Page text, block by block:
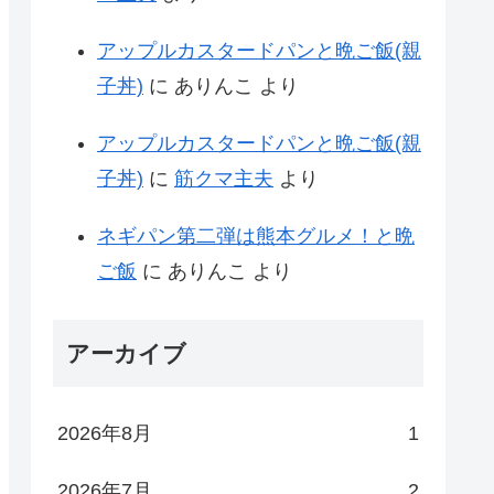
アップルカスタードパンと晩ご飯(親
子丼) に ありんこ より
アップルカスタードパンと晩ご飯(親
子丼) に 筋クマ主夫 より
ネギパン第二弾は熊本グルメ！と晩
ご飯 に ありんこ より
アーカイブ
2026年8月 1